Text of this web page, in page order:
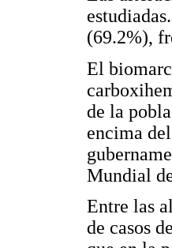
(69.2%),
El
de la
encima
Mundial
Entre las
de casos